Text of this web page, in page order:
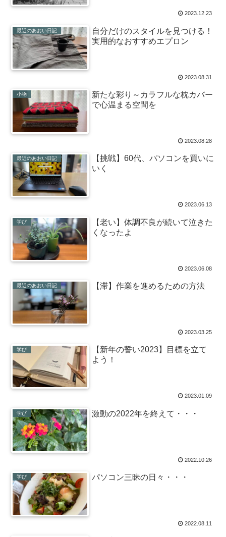
2023.12.23
最近のあおい日記
自分だけのスタイルを見つける！
実用的なおすすめエプロン
2023.08.31
小物
新たな彩り～カラフルな枕カバー
で心温まる空間を
2023.08.28
最近のあおい日記
【挑戦】60代、パソコンを買いに
いく
2023.06.13
学び
【老い】体調不良が続いて泣きた
くなったよ
2023.06.08
最近のあおい日記 【滞】作業を進めるための方法
2023.03.25
学び
【新年の誓い2023】目標を立て
よう！
2023.01.09
学び 激動の2022年を終えて・・・
2022.10.26
学び パソコン三昧の日々・・・
2022.08.11